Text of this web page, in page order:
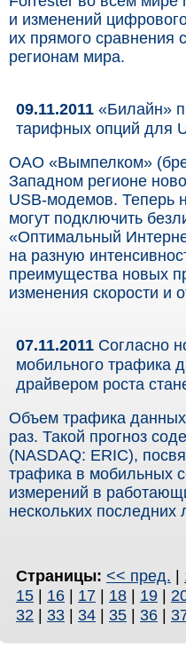
и изменений
их прямого сравнения
регионам мира.
09.11.2011 «Билайн»
тарифных опций для
ОАО «Вымпелком»
Западном регионе
USB-модемов. Теперь
могут подключить
«Оптимальный
на разную
преимущества новых
изменения скорости и
07.11.2011 Согласно
мобильного трафика
драйвером роста
Объем трафика данных
раз. Такой прогноз
(NASDAQ: ERIC),
трафика в мобильных
измерений в
нескольких последних
Страницы: << пред. |
15 | 16 | 17 | 18 | 19 |
32 | 33 | 34 | 35 | 36 |